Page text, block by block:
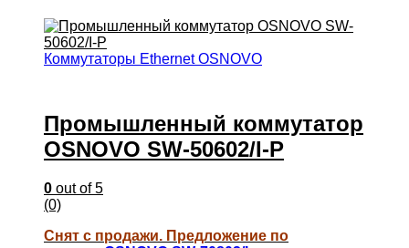
Коммутаторы Ethernet OSNOVO
Промышленный коммутатор
OSNOVO SW-50602/I-P
0 out of 5
(0)
Снят с продажи. Предложение по